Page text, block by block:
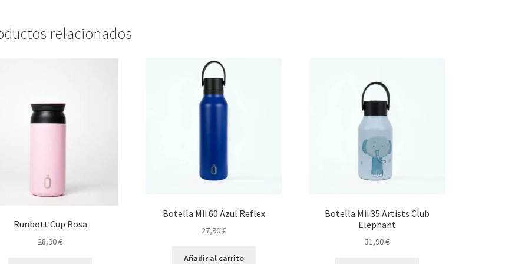
relacionados
Runbott Cup Rosa
28,90€
Botella Mii 60 Azul Reflex
27,90€
Añadir al carrito
Botella Mii 35 Artists Club
Elephant
31,90€